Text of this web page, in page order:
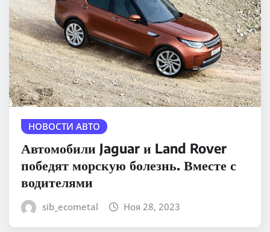
НОВОСТИ АВТО
Автомобили Jaguar и Land Rover
победят морскую болезнь. Вместе с
водителями
sib_ecometal Ноя 28, 2023